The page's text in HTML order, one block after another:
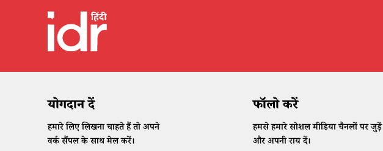
योगदान दें
हमारे लिए लिखना चाहते हैं तो अपने
वर्क सैंपल के साथ मेल करें।
फॉलो करें
हमसे हमारे सोशल मीडिया चैनलों पर जुड़ें
और अपनी राय दें।